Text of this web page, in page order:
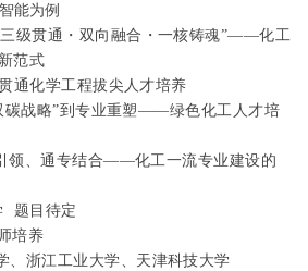
能为例
级贯通 ・ 双向融合 ・ 一核铸魂”——化工
范式
通化学工程拔尖人才培养
碳战略”到专业重塑——绿色化工人才培
领、通专结合——化工一流专业建设的
题目待定
培养
、浙江工业大学、天津科技大学